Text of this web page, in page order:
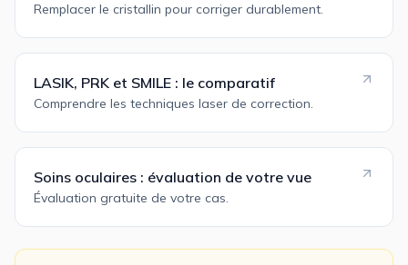
Remplacer le cristallin pour corriger durablement.
LASIK, PRK et SMILE : le comparatif
Comprendre les techniques laser de correction.
Soins oculaires : évaluation de votre vue
Évaluation gratuite de votre cas.